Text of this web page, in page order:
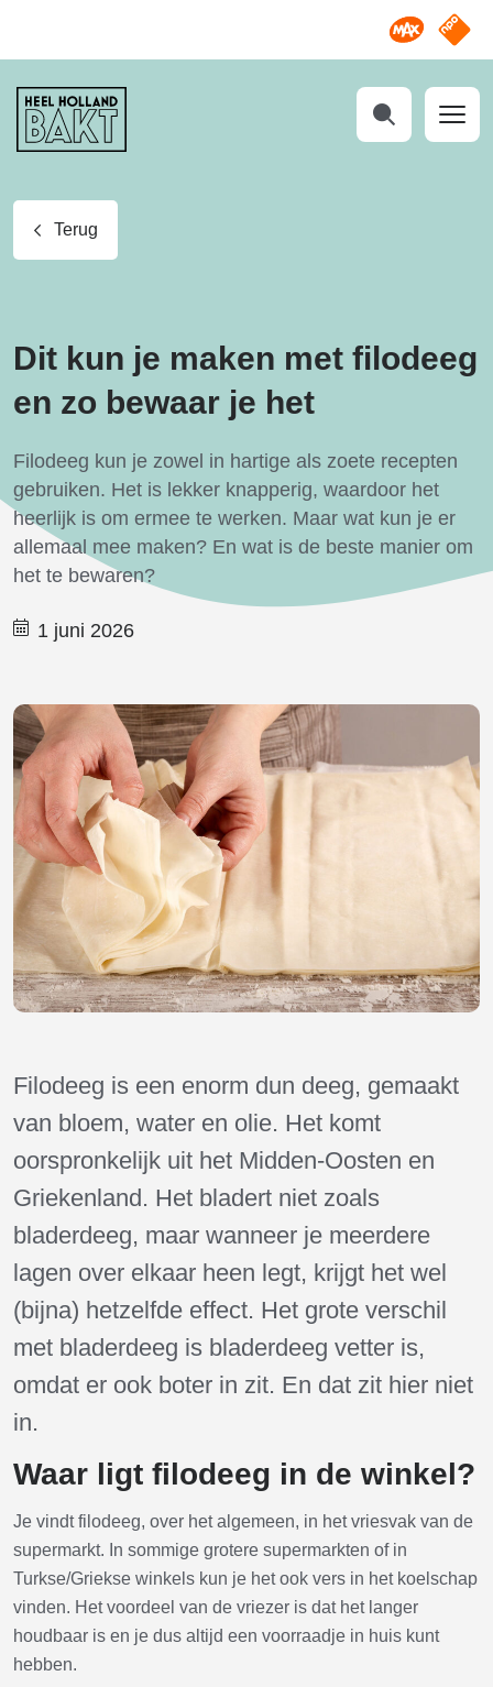
Omroep
NPO
Heel
Holland
Bakt
Terug
Dit kun je maken met filodeeg
en zo bewaar je het
Filodeeg kun je zowel in hartige als zoete recepten
gebruiken. Het is lekker knapperig, waardoor het
heerlijk is om ermee te werken. Maar wat kun je er
allemaal mee maken? En wat is de beste manier om
het te bewaren?
1 juni 2026
Filodeeg is een enorm dun deeg, gemaakt
van bloem, water en olie. Het komt
oorspronkelijk uit het Midden-Oosten en
Griekenland. Het bladert niet zoals
bladerdeeg, maar wanneer je meerdere
lagen over elkaar heen legt, krijgt het wel
(bijna) hetzelfde effect. Het grote verschil
met bladerdeeg is bladerdeeg vetter is,
omdat er ook boter in zit. En dat zit hier niet
in.
Waar ligt filodeeg in de winkel?
Je vindt filodeeg, over het algemeen, in het vriesvak van de
supermarkt. In sommige grotere supermarkten of in
Turkse/Griekse winkels kun je het ook vers in het koelschap
vinden. Het voordeel van de vriezer is dat het langer
houdbaar is en je dus altijd een voorraadje in huis kunt
hebben.